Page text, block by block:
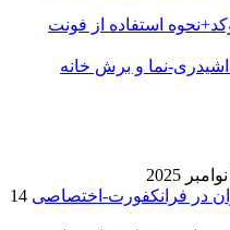
استفاده از فونت
اشیدری-نما و برش خانه
در فرانکفورت-اختصاصی 14